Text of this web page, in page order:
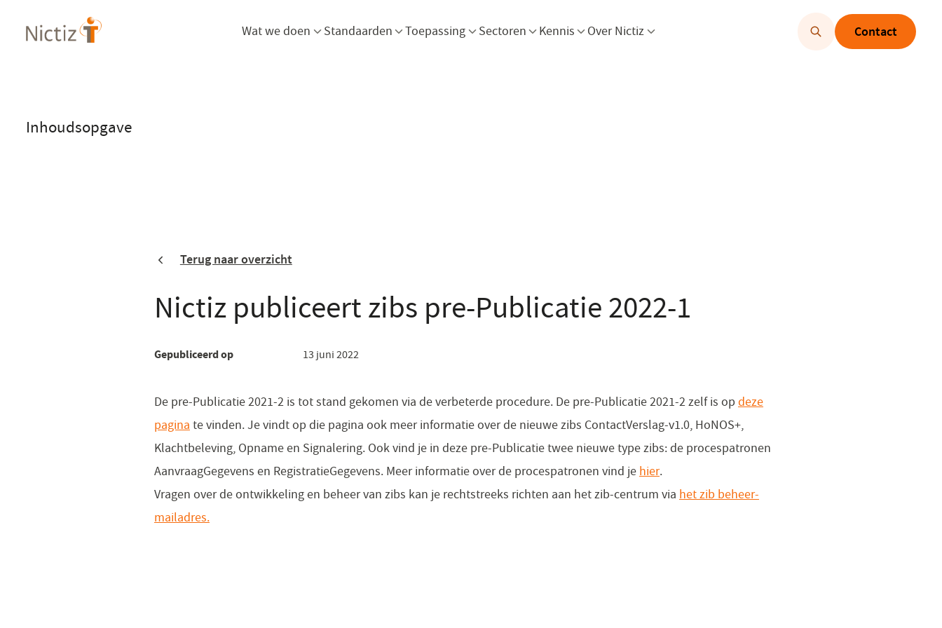
en
Wat we doen Menu openen
Standaarden Menu openen
Toepassing Menu openen
Sectoren Menu openen
Kennis Menu openen
Over Nictiz Contact
Inhoudsopgave
Terug naar overzicht
Nictiz publiceert zibs pre-Publicatie 2022-1
Gepubliceerd op 13 juni 2022
De pre-Publicatie 2021-2 is tot stand gekomen via de verbeterde procedure. De pre-Publicatie 2021-2 zelf is op deze
pagina (opent
in
een
nieuw
venster)
te vinden. Je vindt op die pagina ook meer informatie over de nieuwe zibs ContactVerslag-v1.0, HoNOS+,
Klachtbeleving, Opname en Signalering. Ook vind je in deze pre-Publicatie twee nieuwe type zibs: de procespatronen
AanvraagGegevens en RegistratieGegevens. Meer informatie over de procespatronen vind je hier(opent
in
.
Vragen over de ontwikkeling en beheer van zibs kan je rechtstreeks richten aan het zib-centrum via het zib beheer-
mailadres.